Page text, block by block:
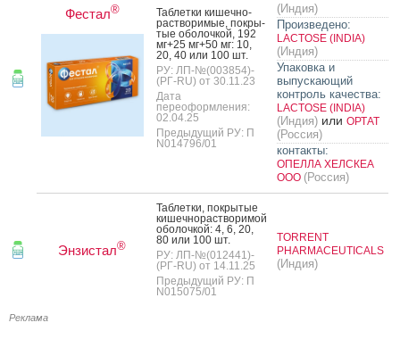
Фестал®
Таб­летки ки­шеч­но­
рас­тво­римые, пок­ры­
тые обо­лоч­кой, 192
мг+25 мг+50 мг: 10,
20, 40 или 100 шт.
РУ: ЛП-№(003854)-
(РГ-RU) от 30.11.23
Дата
переоформления:
02.04.25
Предыдущий РУ: П
N014796/01
(Индия)
Произведено:
LACTOSE (INDIA)
(Индия)
Упаковка и
выпускающий
контроль качества:
LACTOSE (INDIA)
(Индия) или ОРТАТ
(Россия)
контакты:
ОПЕЛЛА ХЕЛСКЕА
ООО (Россия)
Энзистал®
Таб­летки, пок­ры­тые
ки­шеч­но­рас­тво­римой
обо­лоч­кой: 4, 6, 20,
80 или 100 шт.
РУ: ЛП-№(012441)-
(РГ-RU) от 14.11.25
Предыдущий РУ: П
N015075/01
TORRENT
PHARMACEUTICALS
(Индия)
Реклама